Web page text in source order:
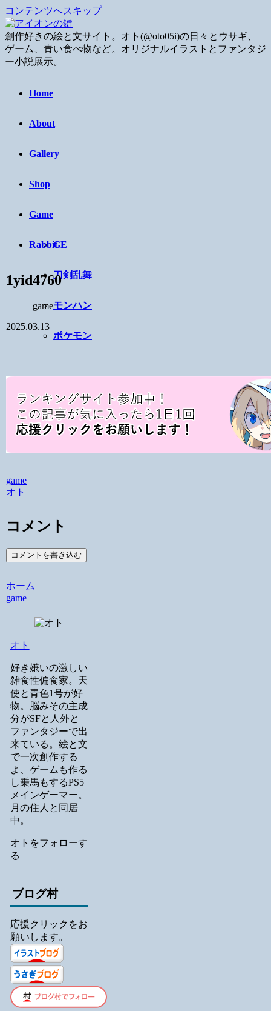
コンテンツへスキップ
創作好きの絵と文サイト。オト(@oto05i)の日々とウサギ、
ゲーム、青い食べ物など。オリジナルイラストとファンタジ
ー小説展示。
Home
About
Gallery
Shop
Game
GE
刀剣乱舞
モンハン
ポケモン
Rabbit
1yid4760
game
2025.03.13
game
オト
コメント
コメントを書き込む
ホーム
game
オト
好き嫌いの激しい
雑食性偏食家。天
使と青色1号が好
物。脳みその主成
分がSFと人外と
ファンタジーで出
来ている。絵と文
で一次創作する
よ、ゲームも作る
し乗馬もするPS5
メインゲーマー。
月の住人と同居
中。
オトをフォローす
る
ブログ村
応援クリックをお
願いします。